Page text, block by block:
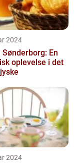
2024
Sønderborg: En
oplevelse i det
2024